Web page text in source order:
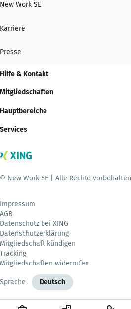
New Work SE
Karriere
Presse
Hilfe & Kontakt
Mitgliedschaften
Hauptbereiche
Services
© New Work SE | Alle Rechte vorbehalten
Impressum
AGB
Datenschutz bei XING
Datenschutzerklärung
Mitgliedschaft kündigen
Tracking
Mitgliedschaften widerrufen
Sprache Deutsch